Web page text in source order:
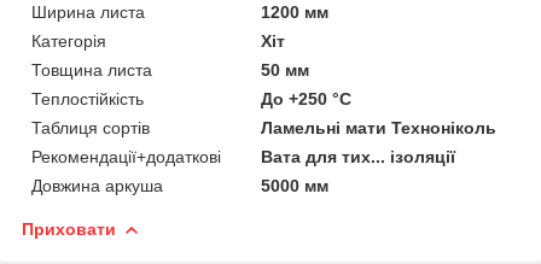
Ширина листа
1200 мм
Категорія
Хіт
Товщина листа
50 мм
Теплостійкість
До +250 °C
Таблиця сортів
Ламельні мати Техноніколь
Рекомендації+додаткові
Вата для тих... ізоляції
Довжина аркуша
5000 мм
Приховати